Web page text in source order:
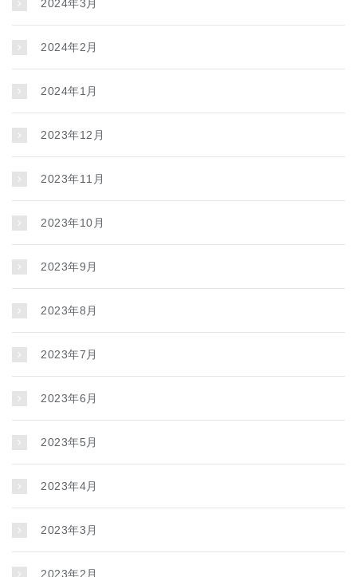
2024年3月
2024年2月
2024年1月
2023年12月
2023年11月
2023年10月
2023年9月
2023年8月
2023年7月
2023年6月
2023年5月
2023年4月
2023年3月
2023年2月